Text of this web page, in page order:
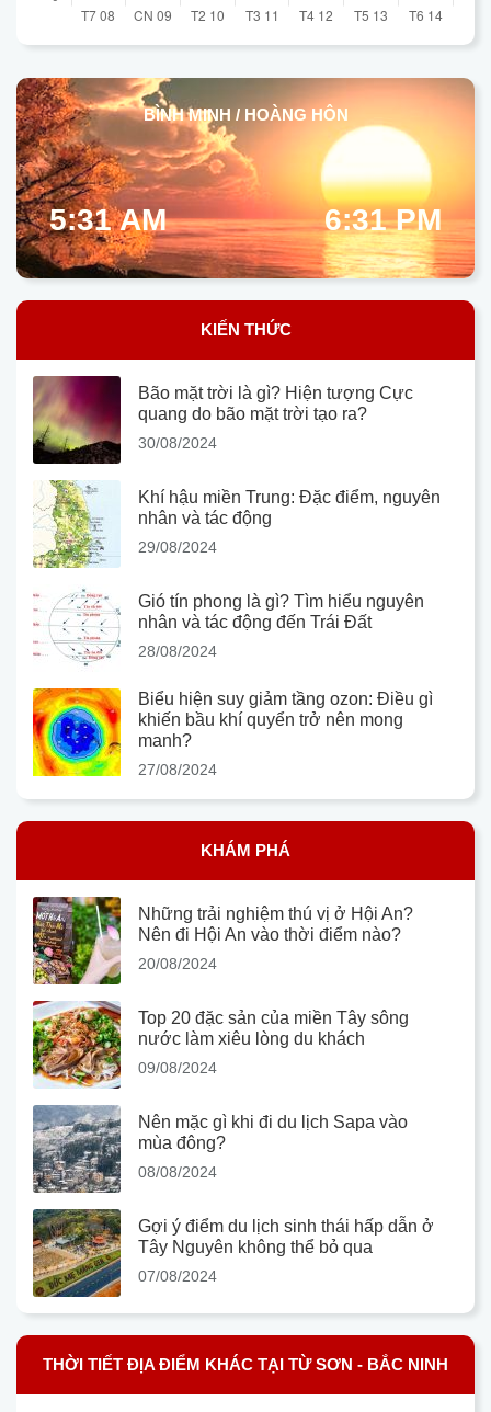
BÌNH MINH / HOÀNG HÔN
5:31 AM 6:31 PM
KIẾN THỨC
Bão mặt trời là gì? Hiện tượng Cực
quang do bão mặt trời tạo ra?
30/08/2024
Khí hậu miền Trung: Đặc điểm, nguyên
nhân và tác động
29/08/2024
Gió tín phong là gì? Tìm hiểu nguyên
nhân và tác động đến Trái Đất
28/08/2024
Biểu hiện suy giảm tầng ozon: Điều gì
khiến bầu khí quyển trở nên mong
manh?
27/08/2024
KHÁM PHÁ
Những trải nghiệm thú vị ở Hội An?
Nên đi Hội An vào thời điểm nào?
20/08/2024
Top 20 đặc sản của miền Tây sông
nước làm xiêu lòng du khách
09/08/2024
Nên mặc gì khi đi du lịch Sapa vào
mùa đông?
08/08/2024
Gợi ý điểm du lịch sinh thái hấp dẫn ở
Tây Nguyên không thể bỏ qua
07/08/2024
THỜI TIẾT ĐỊA ĐIỂM KHÁC TẠI TỪ SƠN - BẮC NINH